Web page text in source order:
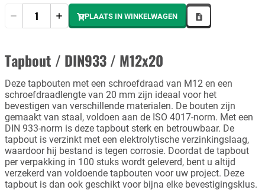
PLAATS IN WINKELWAGEN
Tapbout / DIN933 / M12x20
Deze tapbouten met een schroefdraad van M12 en een
schroefdraadlengte van 20 mm zijn ideaal voor het
bevestigen van verschillende materialen. De bouten zijn
gemaakt van staal, voldoen aan de ISO 4017-norm. Met een
DIN 933-norm is deze tapbout sterk en betrouwbaar. De
tapbout is verzinkt met een elektrolytische verzinkingslaag,
waardoor hij bestand is tegen corrosie. Doordat de tapbout
per verpakking in 100 stuks wordt geleverd, bent u altijd
verzekerd van voldoende tapbouten voor uw project. Deze
tapbout is dan ook geschikt voor bijna elke bevestigingsklus.